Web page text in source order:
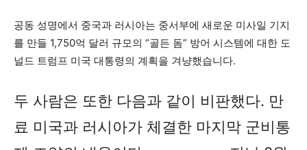
공동 성명에서 중국과 러시아는 중서부에 새로운 미사일 기지
를 만들 1,750억 달러 규모의 “골든 돔” 방어 시스템에 대한 도
널드 트럼프 미국 대통령의 계획을 겨냥했습니다.
두 사람은 또한 다음과 같이 비판했다. 만
료 미국과 러시아가 체결한 마지막 군비통